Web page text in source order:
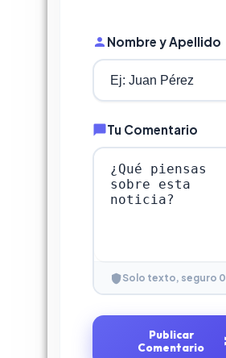
Nombre y Apellido
Tu Comentario
Solo texto, seguro 0
Publicar
Comentario